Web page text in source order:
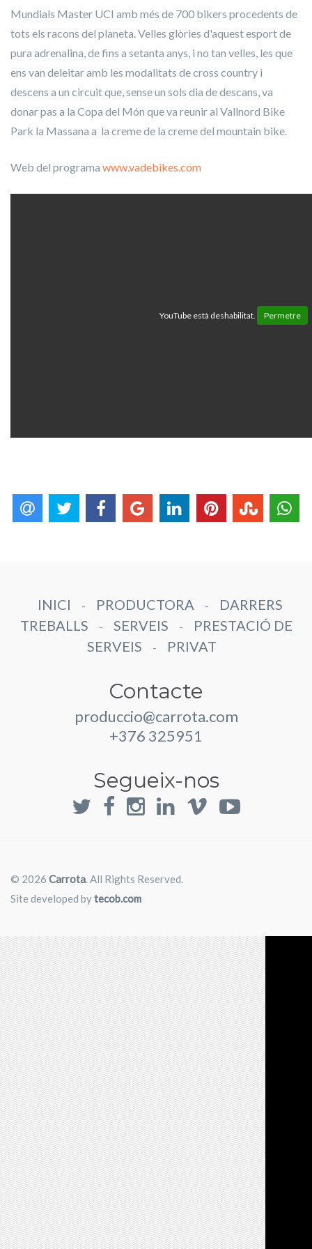
Mundials Master UCI amb més de 700 bikers procedents de
tots els racons del planeta. Velles glòries d'aquest esport de
pura adrenalina, de fins a setanta anys, i no tan velles, les que
ens van deleitar amb les modalitats de cross country i
descens a un circuit que, sense un sols dia de descans, va
donar pas a la Copa del Món que va reunir al Vallnord Bike
Park la Massana a la creme de la creme del mountain bike.
Web del programa www.vadebikes.com
YouTube està deshabilitat. Permetre
INICI - PRODUCTORA -
DARRERS
TREBALLS
- SERVEIS -
PRESTACIÓ DE
SERVEIS
- PRIVAT
Contacte
produccio@carrota.com
+376 325951
Segueix-nos
© 2026 Carrota. All Rights Reserved.
Site developed bytecob.com